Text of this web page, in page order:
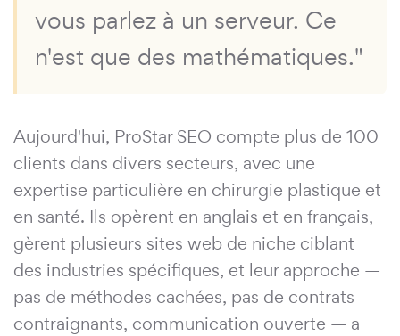
vous parlez à un serveur. Ce
n'est que des mathématiques."
Aujourd'hui, ProStar SEO compte plus de 100
clients dans divers secteurs, avec une
expertise particulière en chirurgie plastique et
en santé. Ils opèrent en anglais et en français,
gèrent plusieurs sites web de niche ciblant
des industries spécifiques, et leur approche —
pas de méthodes cachées, pas de contrats
contraignants, communication ouverte — a